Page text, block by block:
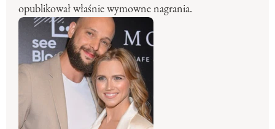
opublikował właśnie wymowne nagrania.